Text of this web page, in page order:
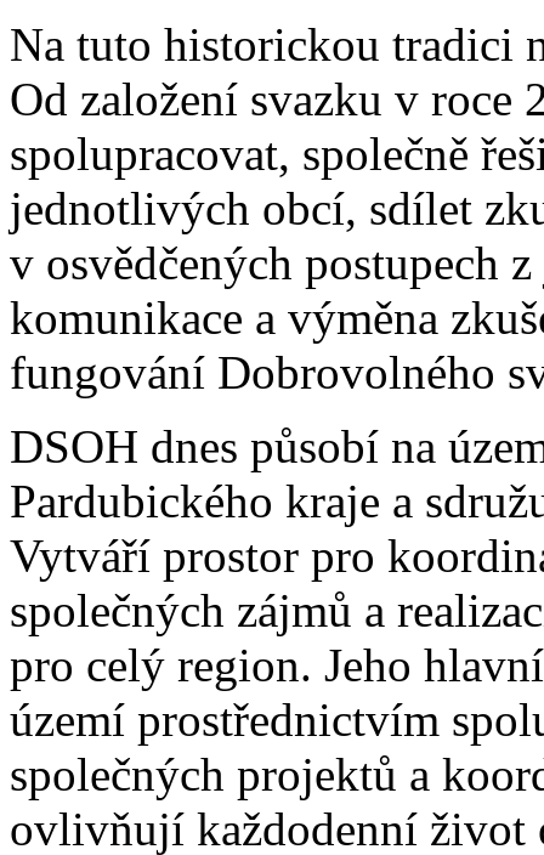
Na tuto historickou tradici
Od založení svazku v roce
spolupracovat, společně
jednotlivých obcí, sdílet
v osvědčených postupech
komunikace a výměna
fungování Dobrovolného
DSOH dnes působí na
Pardubického kraje a
Vytváří prostor pro
společných zájmů a
pro celý region. Jeho
území prostřednictvím
společných projektů a
ovlivňují každodenní život